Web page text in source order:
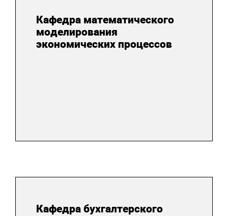
Кафедра математического
моделирования
экономических процессов
Кафедра бухгалтерского